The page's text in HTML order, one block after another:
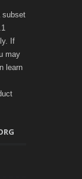
subset
If
may
learn